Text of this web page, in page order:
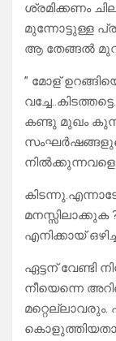
ശ്രമിക്കണം
മുന്നോട്ടുള്ള
ആ തേങ്ങൽ
” മോള്
കണ്ടു മുഖം
എനിക്കായ്
ഏട്ടന് വേണ്ടി
നീയെന്നെ
കൊളുത്തിയതാ